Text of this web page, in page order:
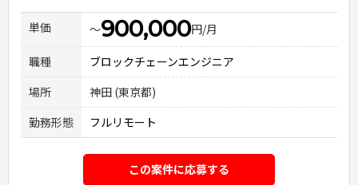
単価 〜900,000円/月
職種
ブロックチェーンエンジニア
場所
神田 (東京都)
勤務形態
フルリモート
この案件に応募する